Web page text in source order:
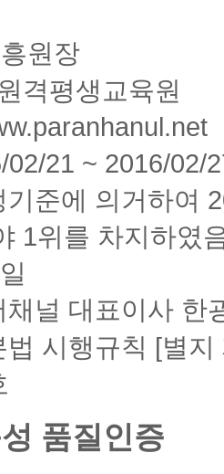
원장
격평생교육원
02/21 ~ 2016/02/
기준에 의거하여
1위를 차지하였
널 대표이사 한
시행규칙 [별지
품질인증